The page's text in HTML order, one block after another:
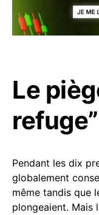
Le
refuge”
Pendant les dix
globalement
même tandis que
plongeaient. Mais